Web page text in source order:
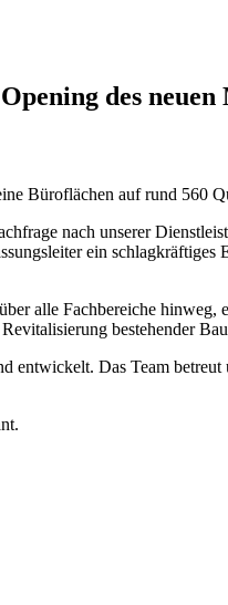
des
Büroflächen auf rund 560
nach unserer
ein schlagkräftiges
alle Fachbereiche hinweg,
bestehender
entwickelt. Das Team